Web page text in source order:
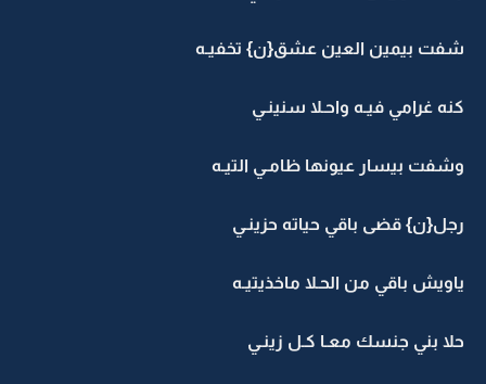
شفت بيمين العين عشق{ن} تخفيـه
كنه غرامي فيـه واحـلا سنينـي
وشفت بيسار عيونها ظامـي التيـه
رجل{ن} قضى باقي حياته حزينـي
ياويش باقي من الحـلا ماخذيتيـه
حلا بني جنسك معـا كـل زينـي